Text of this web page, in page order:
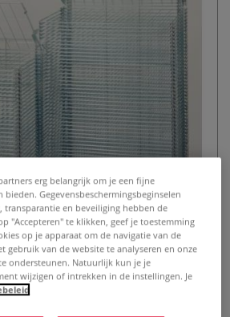
30 leggers - 90 x 126
erg belangrijk om je een fijne
Gegevensbeschermingsbeginselen
transparantie en beveiliging hebben de
"Accepteren" te klikken, geef je toestemming
op je apparaat om de navigatie van de
gebruik van de website te analyseren en onze
ondersteunen. Natuurlijk kun je je
wijzigen of intrekken in de instellingen. Je